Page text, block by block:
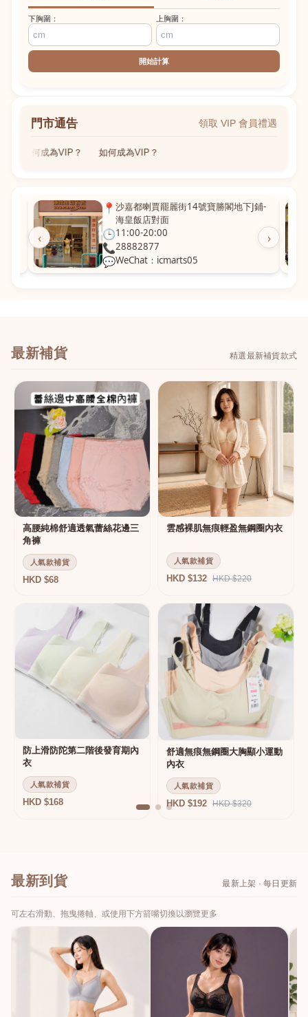
下胸圍： 上胸圍：
開始計算
門市通告 領取 VIP 會員禮遇
如何成為VIP？ 如何成為VIP？
‹ ›
📍 沙嘉都喇賈罷麗街14號寶勝閣地下J鋪-
海皇飯店對面
🕒11:00-20:00
📞28882877
💬WeChat：icmarts05
最新補貨 精選最新補貨款式
高腰純棉舒適透氣蕾絲花邊三
角褲
人氣款補貨
HKD $68
雲感裸肌無痕輕盈無鋼圈內衣
人氣款補貨
HKD $132 HKD $220
防上滑防陀第二階後發育期內
衣
人氣款補貨
HKD $168
舒適無痕無鋼圈大胸顯小運動
內衣
人氣款補貨
HKD $192 HKD $320
最新到貨 最新上架 · 每日更新
可左右滑動、拖曳捲軸、或使用下方箭嘴切換以瀏覽更多